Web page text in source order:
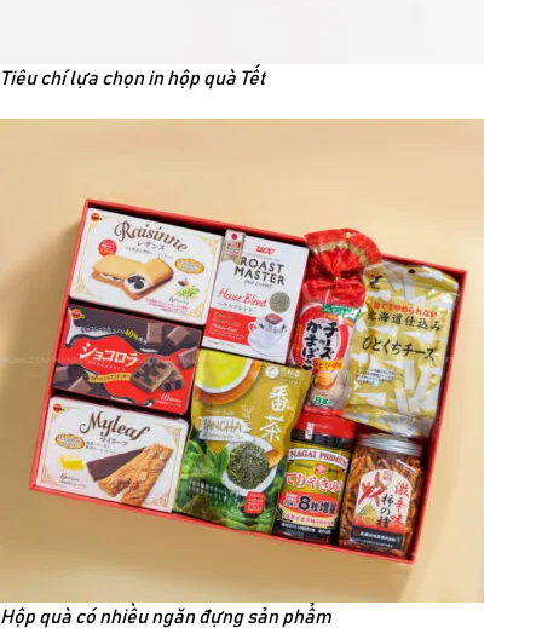
Tiêu chí lựa chọn in hộp quà Tết
Hộp quà có nhiều ngăn đựng sản phẩm